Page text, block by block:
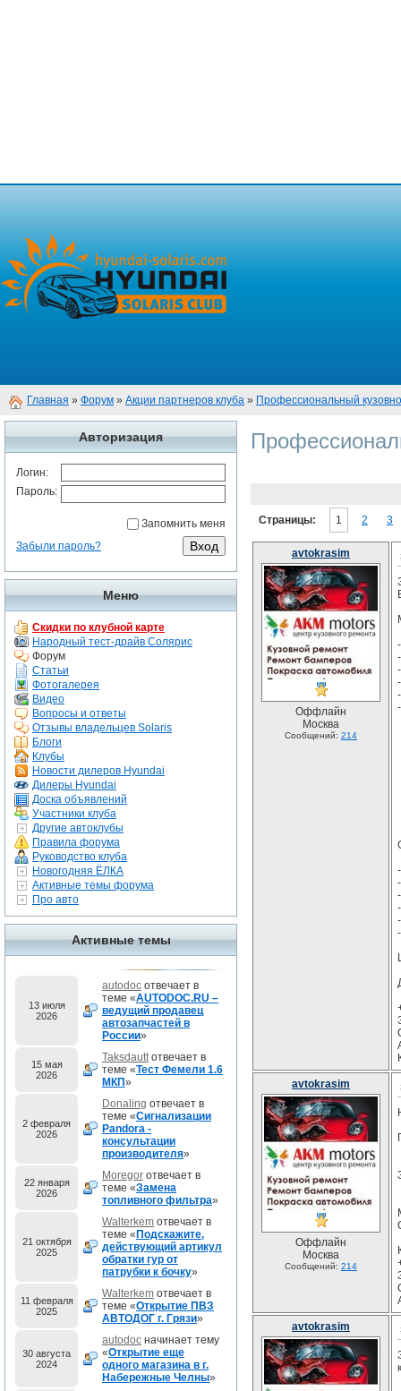
Главная » Форум » Акции партнеров клуба » Профессиональный
Авторизация
Логин:
Пароль:
Запомнить меня
Забыли пароль?
Меню
Скидки по клубной карте
Народный тест-драйв Солярис
Форум
Статьи
Фотогалерея
Видео
Вопросы и ответы
Отзывы владельцев Solaris
Блоги
Клубы
Новости дилеров Hyundai
Дилеры Hyundai
Доска объявлений
Участники клуба
Другие автоклубы
Правила форума
Руководство клуба
Новогодняя ЁЛКА
Активные темы форума
Про авто
Активные темы
13 июля
2026
autodoc отвечает в
теме «AUTODOC.RU –
ведущий продавец
автозапчастей в
России»
15 мая
2026
Taksdauttотвечает в
теме «Тест Фемели 1.6
МКП»
2 февраля
2026
Donaling отвечает в
теме «Сигнализации
Pandora -
консультации
производителя»
22 января
2026
Moregor отвечает в
теме «Замена
топливного фильтра»
21 октября
2025
Walterkem отвечает в
теме « Подскажите,
действующий артикул
обратки гур от
патрубки к бочку»
11 февраля
2025
Walterkem отвечает в
теме «Открытие ПВЗ
АВТОДОГ г. Грязи»
30 августа
2024
autodoc начинает тему
«Открытие еще
одного магазина в г.
Набережные Челны»
Страницы: 1 2 3
avtokrasim
Оффлайн
Москва
Сообщений: 214
avtokrasim
Оффлайн
Москва
Сообщений: 214
avtokrasim